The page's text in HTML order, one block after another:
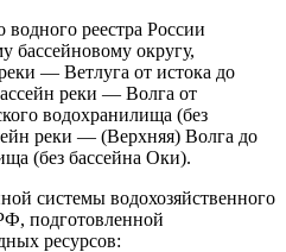
реестра России
бассейновому округу,
— Ветлуга от истока до
реки — Волга от
водохранилища (без
реки — (Верхняя) Волга до
(без бассейна Оки).
системы водохозяйственного
подготовленной
ресурсов: